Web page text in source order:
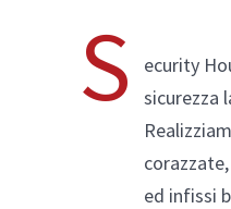
S
ecurity
sicurezza
ed infissi